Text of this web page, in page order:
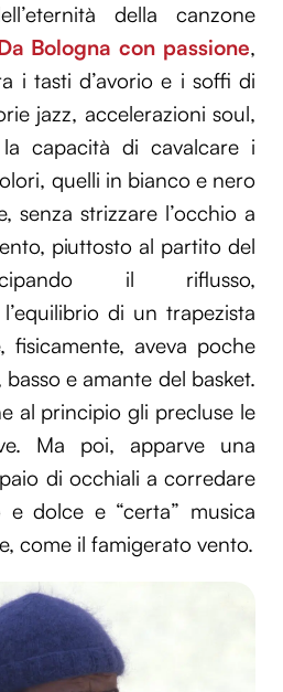
della canzone
Bologna con passione,
i tasti d’avorio e i soffi di
jazz, accelerazioni soul,
capacità di cavalcare i
quelli in bianco e nero
senza strizzare l’occhio a
piuttosto al partito del
il riflusso,
di un trapezista
fisicamente, aveva poche
e amante del basket.
al principio gli precluse le
Ma poi, apparve una
di occhiali a corredare
dolce e “certa” musica
come il famigerato vento.